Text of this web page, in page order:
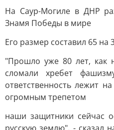
На Саур-Могиле в ДНР
Знамя Победы в мире
Его размер составил 65 на
"Прошло уже 80 лет, как
сломали хребет
ответственность лежит
огромным трепетом
наши защитники сейчас